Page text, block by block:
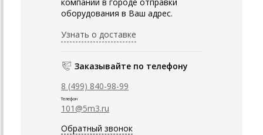
компании в городе отправки
оборудования в Ваш адрес.
Узнать о доставке
Заказывайте по телефону
8 (499) 840-98-99
Телефон
101@5m3.ru
Обратный звонок